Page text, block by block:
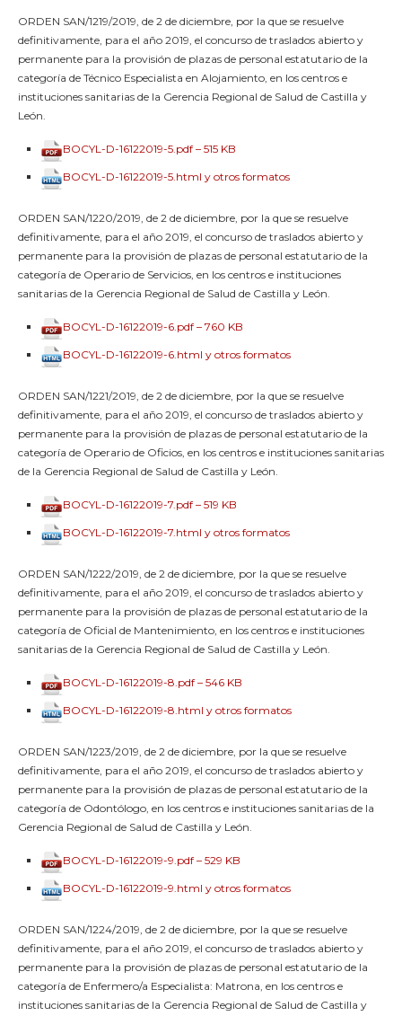
ORDEN SAN/1219/2019, de 2 de diciembre, por la que se resuelve
definitivamente, para el año 2019, el concurso de traslados abierto y
permanente para la provisión de plazas de personal estatutario de la
categoría de Técnico Especialista en Alojamiento, en los centros e
instituciones sanitarias de la Gerencia Regional de Salud de Castilla y
León.
BOCYL-D-16122019-5.pdf – 515 KB
BOCYL-D-16122019-5.html y otros formatos
ORDEN SAN/1220/2019, de 2 de diciembre, por la que se resuelve
definitivamente, para el año 2019, el concurso de traslados abierto y
permanente para la provisión de plazas de personal estatutario de la
categoría de Operario de Servicios, en los centros e instituciones
sanitarias de la Gerencia Regional de Salud de Castilla y León.
BOCYL-D-16122019-6.pdf – 760 KB
BOCYL-D-16122019-6.html y otros formatos
ORDEN SAN/1221/2019, de 2 de diciembre, por la que se resuelve
definitivamente, para el año 2019, el concurso de traslados abierto y
permanente para la provisión de plazas de personal estatutario de la
categoría de Operario de Oficios, en los centros e instituciones sanitarias
de la Gerencia Regional de Salud de Castilla y León.
BOCYL-D-16122019-7.pdf – 519 KB
BOCYL-D-16122019-7.html y otros formatos
ORDEN SAN/1222/2019, de 2 de diciembre, por la que se resuelve
definitivamente, para el año 2019, el concurso de traslados abierto y
permanente para la provisión de plazas de personal estatutario de la
categoría de Oficial de Mantenimiento, en los centros e instituciones
sanitarias de la Gerencia Regional de Salud de Castilla y León.
BOCYL-D-16122019-8.pdf – 546 KB
BOCYL-D-16122019-8.html y otros formatos
ORDEN SAN/1223/2019, de 2 de diciembre, por la que se resuelve
definitivamente, para el año 2019, el concurso de traslados abierto y
permanente para la provisión de plazas de personal estatutario de la
categoría de Odontólogo, en los centros e instituciones sanitarias de la
Gerencia Regional de Salud de Castilla y León.
BOCYL-D-16122019-9.pdf – 529 KB
BOCYL-D-16122019-9.html y otros formatos
ORDEN SAN/1224/2019, de 2 de diciembre, por la que se resuelve
definitivamente, para el año 2019, el concurso de traslados abierto y
permanente para la provisión de plazas de personal estatutario de la
categoría de Enfermero/a Especialista: Matrona, en los centros e
instituciones sanitarias de la Gerencia Regional de Salud de Castilla y